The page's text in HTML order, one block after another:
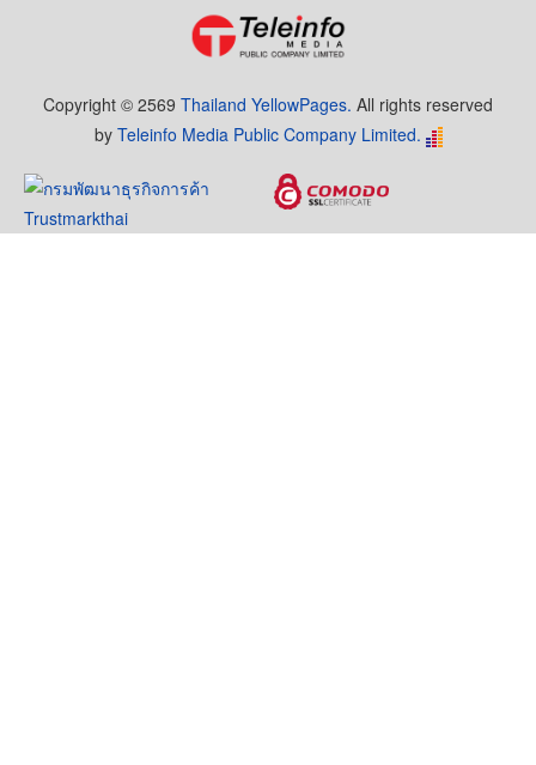
Copyright © 2569 Thailand YellowPages. All rights reserved
by Teleinfo Media Public Company Limited.